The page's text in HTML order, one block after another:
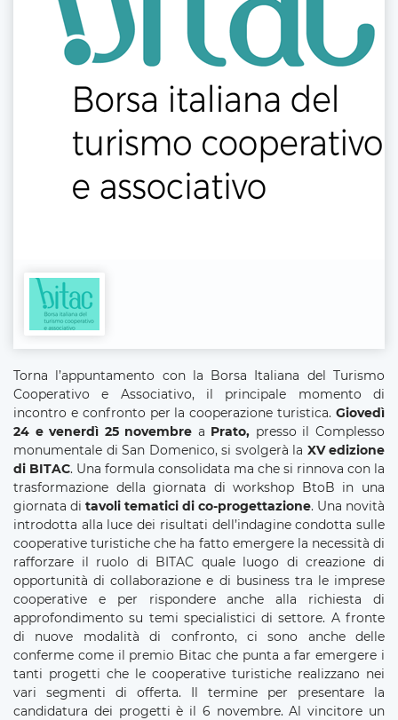
Torna l’appuntamento con la Borsa Italiana del Turismo
Cooperativo e Associativo, il principale momento di
incontro e confronto per la cooperazione turistica. Giovedì
24 e venerdì 25 novembre a Prato, presso il Complesso
monumentale di San Domenico, si svolgerà la XV edizione
di BITAC. Una formula consolidata ma che si rinnova con la
trasformazione della giornata di workshop BtoB in una
giornata di tavoli tematici di co-progettazione. Una novità
introdotta alla luce dei risultati dell’indagine condotta sulle
cooperative turistiche che ha fatto emergere la necessità di
rafforzare il ruolo di BITAC quale luogo di creazione di
opportunità di collaborazione e di business tra le imprese
cooperative e per rispondere anche alla richiesta di
approfondimento su temi specialistici di settore. A fronte
di nuove modalità di confronto, ci sono anche delle
conferme come il premio Bitac che punta a far emergere i
tanti progetti che le cooperative turistiche realizzano nei
vari segmenti di offerta. Il termine per presentare la
candidatura dei progetti è il 6 novembre. Al vincitore un